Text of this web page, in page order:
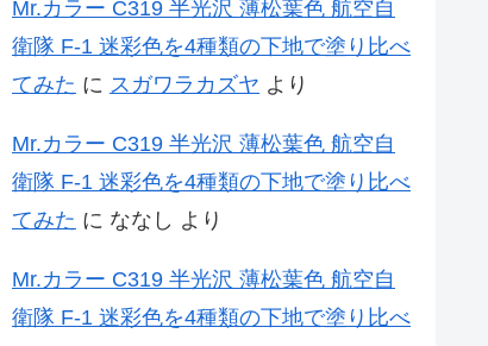
Mr.カラー C319 半光沢 薄松葉色 航空自
衛隊 F-1 迷彩色を4種類の下地で塗り比べ
てみた に スガワラカズヤ より
Mr.カラー C319 半光沢 薄松葉色 航空自
衛隊 F-1 迷彩色を4種類の下地で塗り比べ
てみた に ななし より
Mr.カラー C319 半光沢 薄松葉色 航空自
衛隊 F-1 迷彩色を4種類の下地で塗り比べ